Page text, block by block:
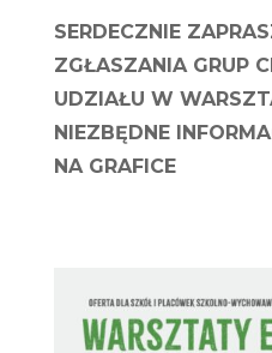
SERDECZNIE
ZGŁASZANIA GRUP
UDZIAŁU W
NIEZBĘDNE
NA GRAFICE